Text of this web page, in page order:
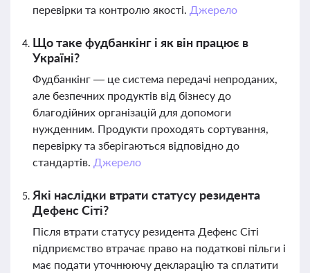
перевірки та контролю якості. Джерело
Що таке фудбанкінг і як він працює в
Україні?
Фудбанкінг — це система передачі непроданих,
але безпечних продуктів від бізнесу до
благодійних організацій для допомоги
нужденним. Продукти проходять сортування,
перевірку та зберігаються відповідно до
стандартів. Джерело
Які наслідки втрати статусу резидента
Дефенс Сіті?
Після втрати статусу резидента Дефенс Сіті
підприємство втрачає право на податкові пільги і
має подати уточнюючу декларацію та сплатити